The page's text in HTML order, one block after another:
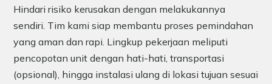
Hindari risiko kerusakan dengan melakukannya
sendiri. Tim kami siap membantu proses pemindahan
yang aman dan rapi. Lingkup pekerjaan meliputi
pencopotan unit dengan hati-hati, transportasi
(opsional), hingga instalasi ulang di lokasi tujuan sesuai